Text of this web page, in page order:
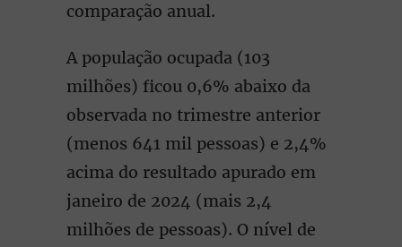
comparação anual.
A população ocupada (103
milhões) ficou 0,6% abaixo da
observada no trimestre anterior
(menos 641 mil pessoas) e 2,4%
acima do resultado apurado em
janeiro de 2024 (mais 2,4
milhões de pessoas). O nível de